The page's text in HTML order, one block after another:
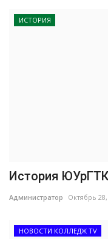
ИСТОРИЯ
История
Администратор Октябрь
НОВОСТИ КОЛЛЕДЖ TV